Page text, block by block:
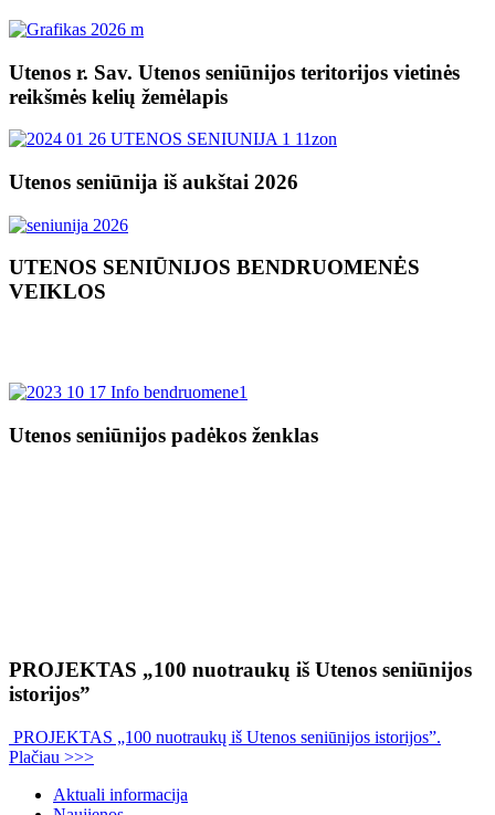
Utenos r. Sav. Utenos seniūnijos teritorijos vietinės
reikšmės kelių žemėlapis
Utenos seniūnija iš aukštai 2026
UTENOS SENIŪNIJOS BENDRUOMENĖS
VEIKLOS
Utenos seniūnijos padėkos ženklas
PROJEKTAS „100 nuotraukų iš Utenos seniūnijos
istorijos”
PROJEKTAS „100 nuotraukų iš Utenos seniūnijos istorijos”.
Plačiau >>>
Aktuali informacija